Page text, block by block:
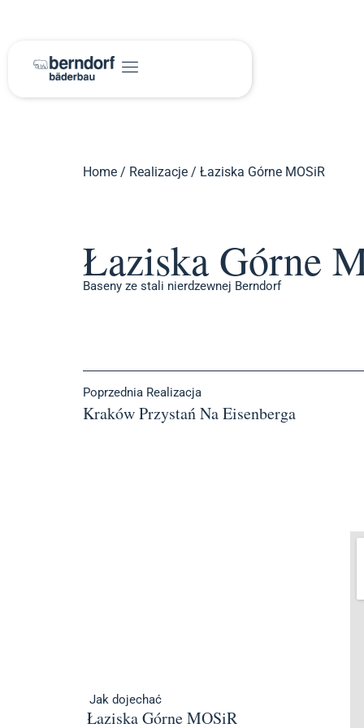
Home / Realizacje / Łaziska Górne MOSiR
Łaziska Górne
Baseny ze stali nierdzewnej Berndorf
Poprzednia Realizacja
Kraków Przystań Na Eisenberga
Łaziska Górne MOSiR
Jak dojechać